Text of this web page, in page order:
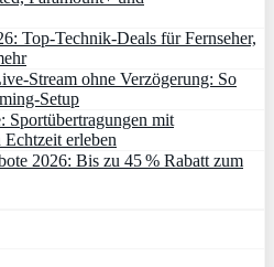
Top-Technik-Deals für Fernseher,
Stream ohne Verzögerung: So
Setup
Sportübertragungen mit
Echtzeit erleben
2026: Bis zu 45 % Rabatt zum